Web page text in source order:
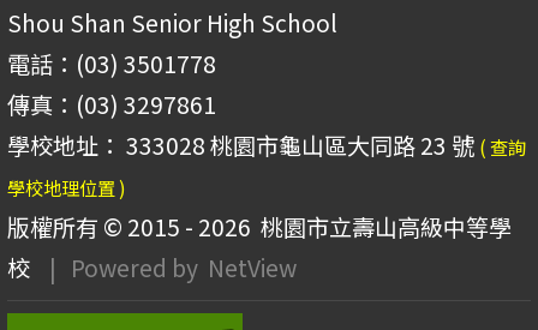
Shou Shan Senior High School
電話：(03) 3501778
傳真：(03) 3297861
學校地址： 333028 桃園市龜山區大同路 23 號 ( 查詢
學校地理位置 )
版權所有 © 2015 - 2026 桃園市立壽山高級中等學
校
| Powered by NetView